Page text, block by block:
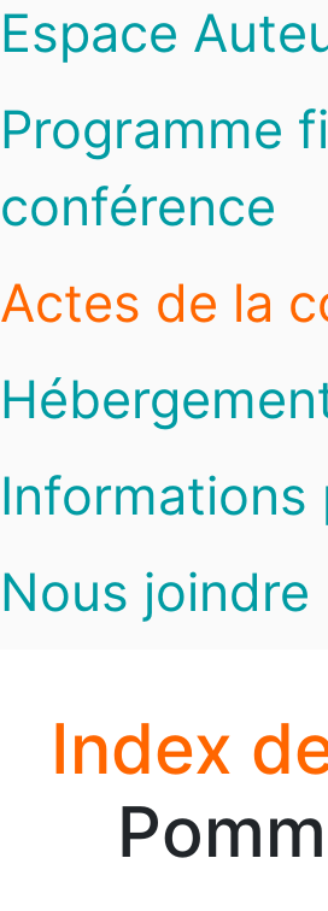
Espace
Programme
conférence
Actes de la
Informations
Nous joindre
Index